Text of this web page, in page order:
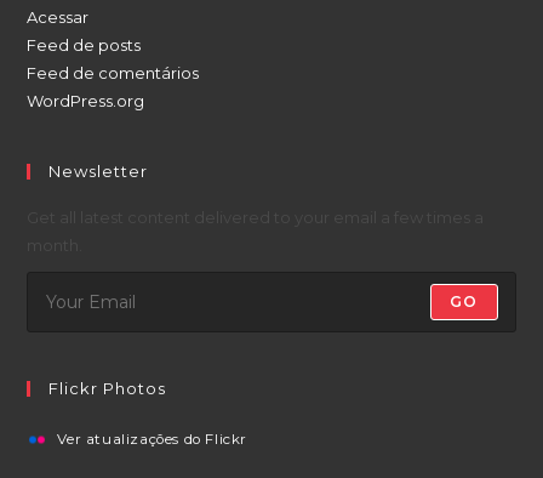
Acessar
Feed de posts
Feed de comentários
WordPress.org
Newsletter
GO
Flickr Photos
Ver atualizações do Flickr